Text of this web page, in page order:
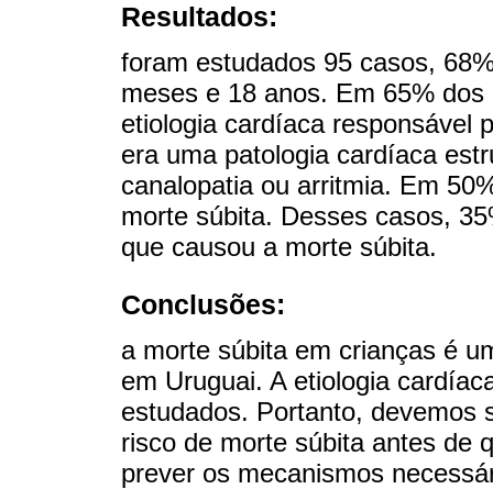
Resultados:
foram estudados 95 casos,
meses e 18 anos. Em 65%
etiologia cardíaca responsável
era uma patologia cardíaca
canalopatia ou arritmia. Em
morte súbita. Desses casos,
que causou a morte súbita.
Conclusões:
a morte súbita em crianças é
em Uruguai. A etiologia
estudados. Portanto, devemos
risco de morte súbita antes de
prever os mecanismos